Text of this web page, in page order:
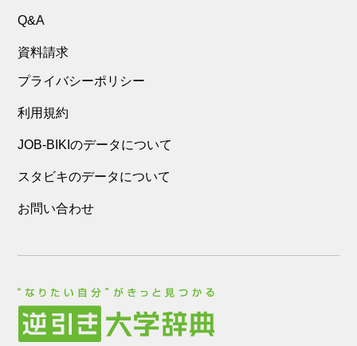
Q&A
資料請求
プライバシーポリシー
利用規約
JOB-BIKIのデータについて
スタビキのデータについて
お問い合わせ